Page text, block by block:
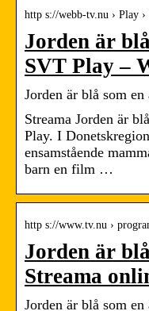
http s://webb-tv.nu › Play
Jorden är
SVT Play –
Jorden är blå som
Streama Jorden är
Play. I
ensamstående
barn en film …
http s://www.tv.nu ›
Jorden är
Streama
Jorden är blå som